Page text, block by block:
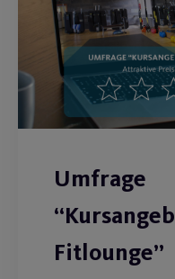
Umfrage
Fitlounge”